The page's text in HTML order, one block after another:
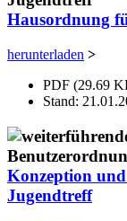
Hausordnung
herunterladen >
PDF (29.69
Stand:
Konzeption
Jugendtreff